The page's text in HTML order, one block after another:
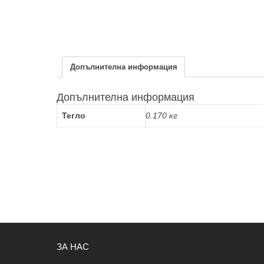
Допълнителна информация
Допълнителна информация
Тегло 0.170 кг
ЗА НАС